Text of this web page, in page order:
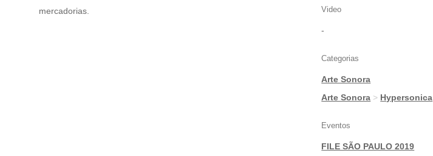
mercadorias.
Video
-
Categorias
Arte Sonora
|Arte Sonora > Hypersonica
Eventos
FILE SÃO PAULO 2019